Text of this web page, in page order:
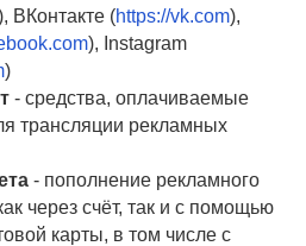
ВКонтакте (https://vk.com),
), Instagram
)
- средства, оплачиваемые
трансляции рекламных
- пополнение рекламного
через счёт, так и с помощью
карты, в том числе с